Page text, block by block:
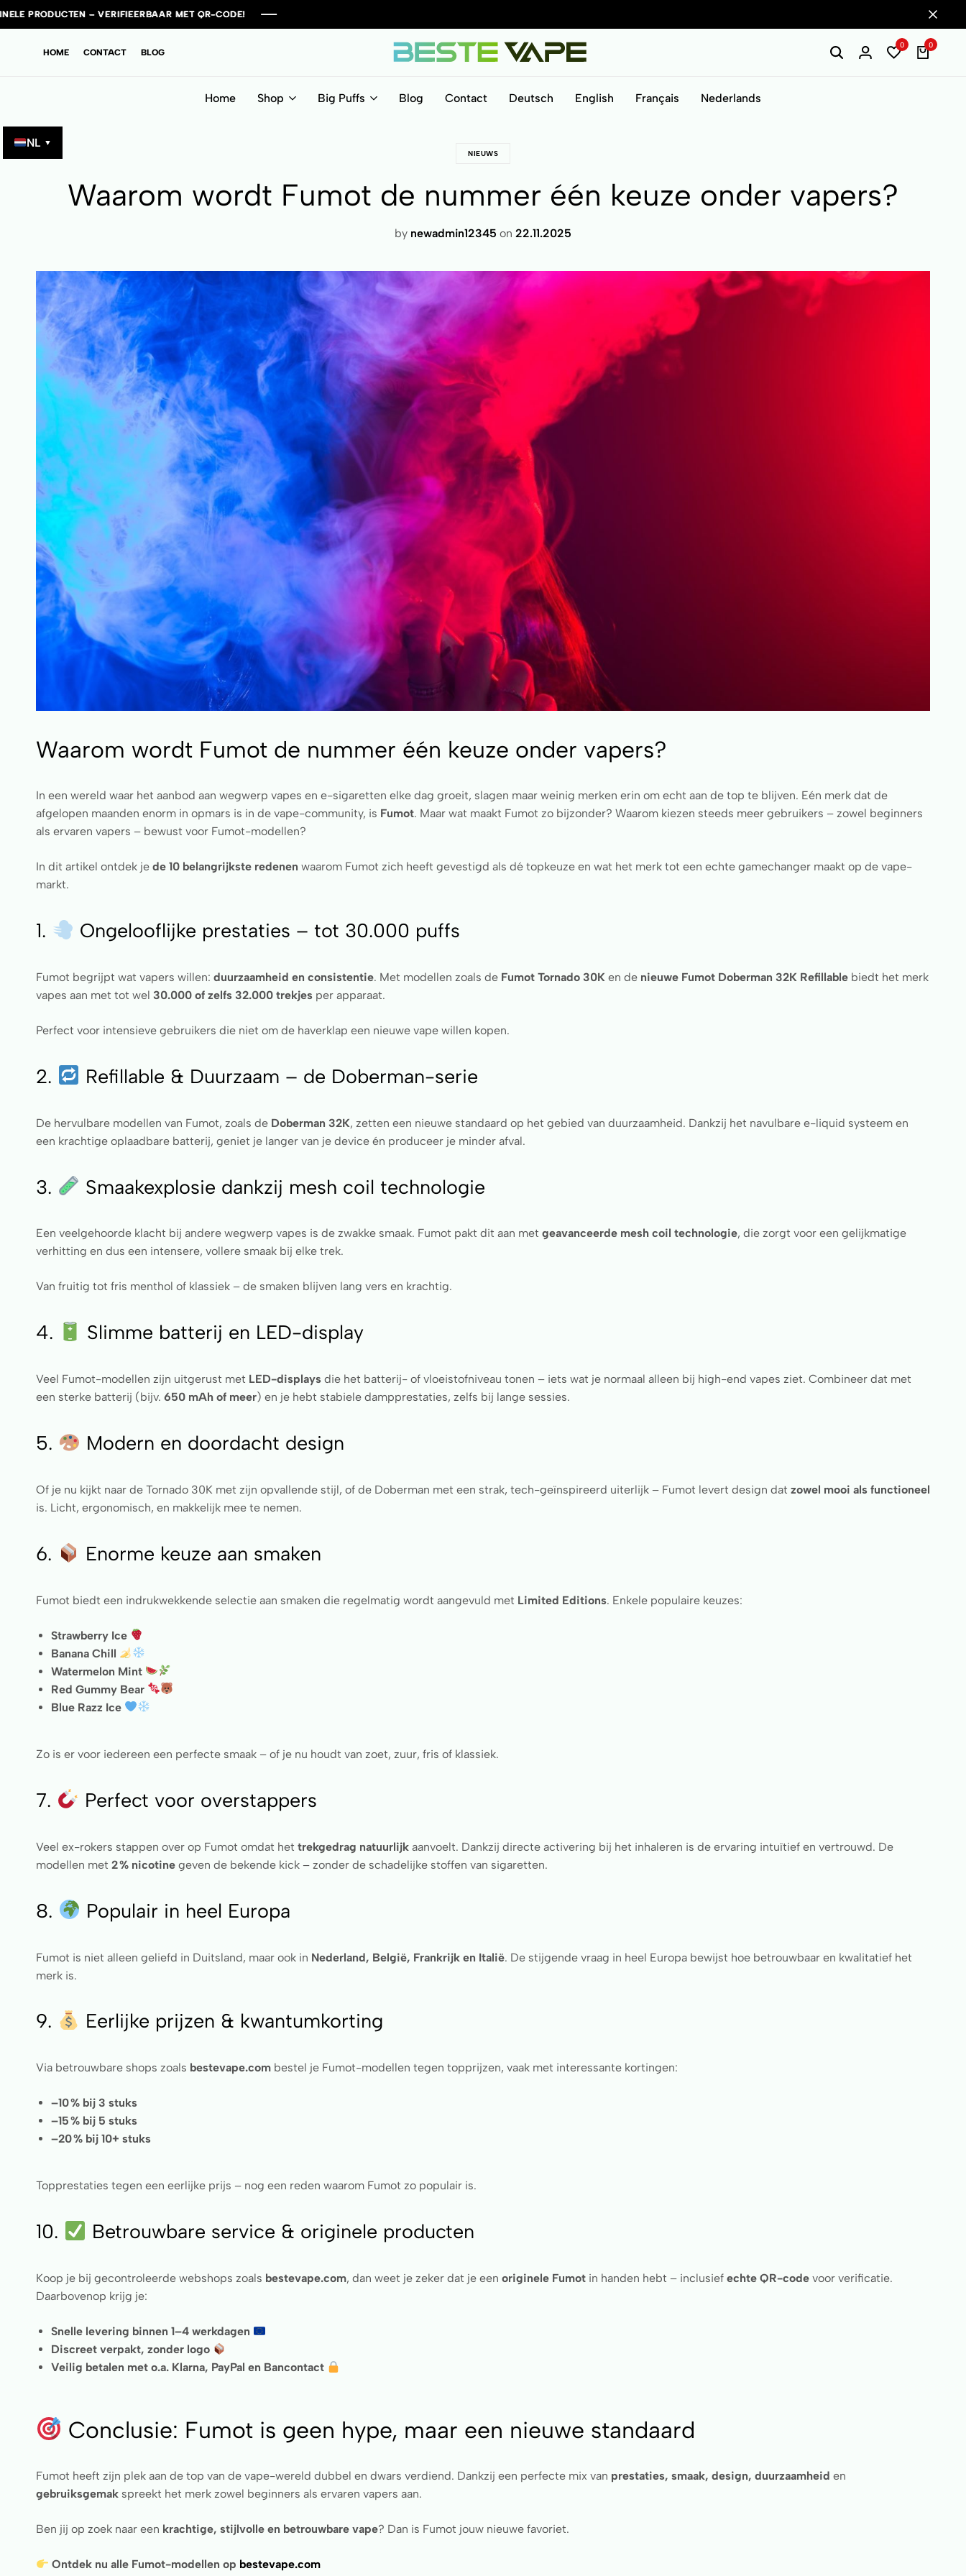
NL ▼
MET QR-CODE!
MET QR-CODE!
MET QR-CODE!
MET QR-CODE!
HOME CONTACT BLOG
0 0
Home Shop Big Puffs Blog Contact Deutsch English Français Nederlands
NIEUWS
Waarom wordt Fumot de nummer één keuze onder vapers?
by newadmin12345 on 22.11.2025
Waarom wordt Fumot de nummer één keuze onder vapers?
In een wereld waar het aanbod aan wegwerp vapes en e-sigaretten elke dag groeit, slagen maar weinig merken erin om echt aan de top te blijven. Eén merk dat de
afgelopen maanden enorm in opmars is in de vape-community, is Fumot. Maar wat maakt Fumot zo bijzonder? Waarom kiezen steeds meer gebruikers – zowel beginners
als ervaren vapers – bewust voor Fumot-modellen?
In dit artikel ontdek je de 10 belangrijkste redenen waarom Fumot zich heeft gevestigd als dé topkeuze en wat het merk tot een echte gamechanger maakt op de vape-
markt.
1. Ongelooflijke prestaties – tot 30.000 puffs
Fumot begrijpt wat vapers willen: duurzaamheid en consistentie. Met modellen zoals de Fumot Tornado 30K en de nieuwe Fumot Doberman 32K Refillable biedt het merk
vapes aan met tot wel 30.000 of zelfs 32.000 trekjes per apparaat.
Perfect voor intensieve gebruikers die niet om de haverklap een nieuwe vape willen kopen.
2. Refillable & Duurzaam – de Doberman-serie
De hervulbare modellen van Fumot, zoals de Doberman 32K, zetten een nieuwe standaard op het gebied van duurzaamheid. Dankzij het navulbare e-liquid systeem en
een krachtige oplaadbare batterij, geniet je langer van je device én produceer je minder afval.
3. Smaakexplosie dankzij mesh coil technologie
Een veelgehoorde klacht bij andere wegwerp vapes is de zwakke smaak. Fumot pakt dit aan met geavanceerde mesh coil technologie, die zorgt voor een gelijkmatige
verhitting en dus een intensere, vollere smaak bij elke trek.
Van fruitig tot fris menthol of klassiek – de smaken blijven lang vers en krachtig.
4. Slimme batterij en LED-display
Veel Fumot-modellen zijn uitgerust met LED-displays die het batterij- of vloeistofniveau tonen – iets wat je normaal alleen bij high-end vapes ziet. Combineer dat met
een sterke batterij (bijv. 650 mAh of meer) en je hebt stabiele dampprestaties, zelfs bij lange sessies.
5. Modern en doordacht design
Of je nu kijkt naar de Tornado 30K met zijn opvallende stijl, of de Doberman met een strak, tech-geïnspireerd uiterlijk – Fumot levert design dat zowel mooi als functioneel
is. Licht, ergonomisch, en makkelijk mee te nemen.
6. Enorme keuze aan smaken
Fumot biedt een indrukwekkende selectie aan smaken die regelmatig wordt aangevuld met Limited Editions. Enkele populaire keuzes:
Strawberry Ice
Banana Chill
Watermelon Mint
Red Gummy Bear
Blue Razz Ice
Zo is er voor iedereen een perfecte smaak – of je nu houdt van zoet, zuur, fris of klassiek.
7. Perfect voor overstappers
Veel ex-rokers stappen over op Fumot omdat het trekgedrag natuurlijk aanvoelt. Dankzij directe activering bij het inhaleren is de ervaring intuïtief en vertrouwd. De
modellen met 2 % nicotine geven de bekende kick – zonder de schadelijke stoffen van sigaretten.
8. Populair in heel Europa
Fumot is niet alleen geliefd in Duitsland, maar ook in Nederland, België, Frankrijk en Italië. De stijgende vraag in heel Europa bewijst hoe betrouwbaar en kwalitatief het
merk is.
9. Eerlijke prijzen & kwantumkorting
Via betrouwbare shops zoals bestevape.com bestel je Fumot-modellen tegen topprijzen, vaak met interessante kortingen:
–10 % bij 3 stuks
–15 % bij 5 stuks
–20 % bij 10+ stuks
Topprestaties tegen een eerlijke prijs – nog een reden waarom Fumot zo populair is.
10. Betrouwbare service & originele producten
Koop je bij gecontroleerde webshops zoals bestevape.com, dan weet je zeker dat je een originele Fumot in handen hebt – inclusief echte QR-code voor verificatie.
Daarbovenop krijg je:
Snelle levering binnen 1–4 werkdagen
Discreet verpakt, zonder logo
Veilig betalen met o.a. Klarna, PayPal en Bancontact
Conclusie: Fumot is geen hype, maar een nieuwe standaard
Fumot heeft zijn plek aan de top van de vape-wereld dubbel en dwars verdiend. Dankzij een perfecte mix van prestaties, smaak, design, duurzaamheid en
gebruiksgemak spreekt het merk zowel beginners als ervaren vapers aan.
Ben jij op zoek naar een krachtige, stijlvolle en betrouwbare vape? Dan is Fumot jouw nieuwe favoriet.
Ontdek nu alle Fumot-modellen op bestevape.com